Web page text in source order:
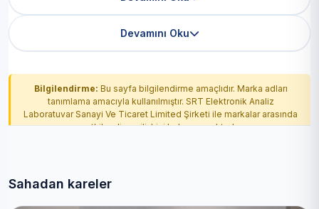
Devamını Oku
Bilgilendirme: Bu sayfa bilgilendirme amaçlıdır. Marka adları
tanımlama amacıyla kullanılmıştır. SRT Elektronik Analiz
Laboratuvar Sanayi Ve Ticaret Limited Şirketi ile markalar arasında
yetkilendirme ilişkisi bulunmamaktadır.
Sahadan kareler